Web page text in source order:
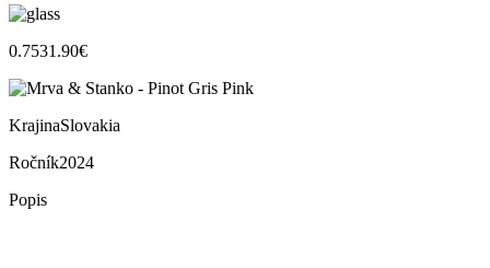
0.7531.90€
KrajinaSlovakia
Ročník2024
Popis